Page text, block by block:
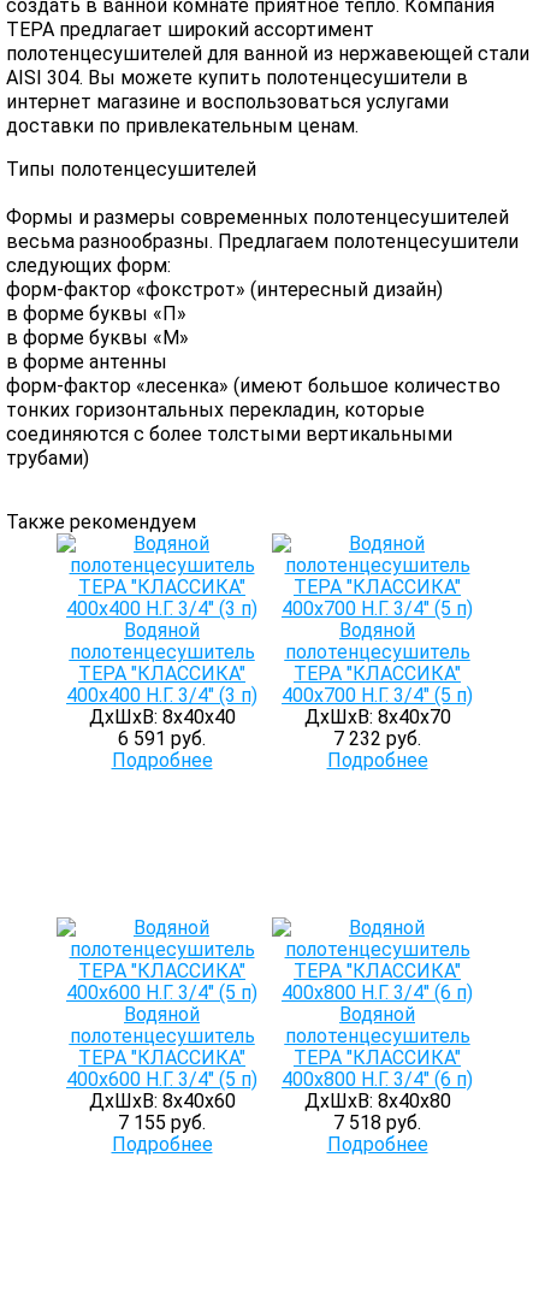
создать в ванной комнате приятное тепло. Компания
ТЕРА предлагает широкий ассортимент
полотенцесушителей для ванной из нержавеющей стали
AISI 304. Вы можете купить полотенцесушители в
интернет магазине и воспользоваться услугами
доставки по привлекательным ценам.
Типы полотенцесушителей
Формы и размеры современных полотенцесушителей
весьма разнообразны. Предлагаем полотенцесушители
следующих форм:
форм-фактор «фокстрот» (интересный дизайн)
в форме буквы «П»
в форме буквы «М»
в форме антенны
форм-фактор «лесенка» (имеют большое количество
тонких горизонтальных перекладин, которые
соединяются с более толстыми вертикальными
трубами)
Также рекомендуем
Водяной
полотенцесушитель
ТЕРА "КЛАССИКА"
400х400 Н.Г. 3/4" (3 п)
ДхШхВ: 8х40х40
6 591 руб.
Подробнее
Водяной
полотенцесушитель
ТЕРА "КЛАССИКА"
400х700 Н.Г. 3/4" (5 п)
ДхШхВ: 8х40х70
7 232 руб.
Подробнее
Водяной
полотенцесушитель
ТЕРА "КЛАССИКА"
400х600 Н.Г. 3/4" (5 п)
ДхШхВ: 8х40х60
7 155 руб.
Подробнее
Водяной
полотенцесушитель
ТЕРА "КЛАССИКА"
400х800 Н.Г. 3/4" (6 п)
ДхШхВ: 8х40х80
7 518 руб.
Подробнее